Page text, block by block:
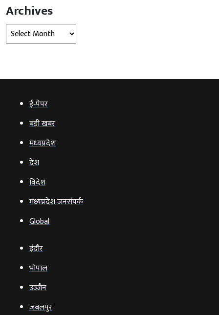
Archives
Archives
ई‑पेपर
बड़ी खबर
मध्‍यप्रदेश
देश
विदेश
मध्यप्रदेश जनसंपर्क
Global
इंदौर
भोपाल
उज्‍जैन
जबलपुर